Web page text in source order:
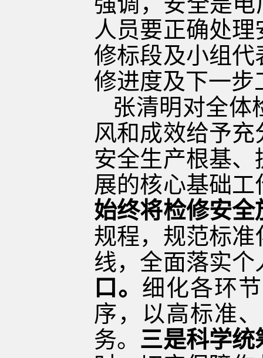
人员要正确处
修标段及小组
修进度及下一步
张清明对全体
风和成效给予
安全生产根基
展的核心基础
始终将检修安全
规程，规范标
线，全面落实
口。 细化各环
序，以高标准
务。 三是科学统